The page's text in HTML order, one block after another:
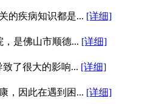
的疾病知识都是... [详细]
是佛山市顺德... [详细]
了很大的影响... [详细]
，因此在遇到困... [详细]